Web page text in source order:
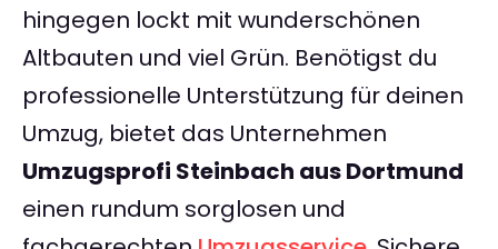
hingegen lockt mit wunderschönen
Altbauten und viel Grün. Benötigst du
professionelle Unterstützung für deinen
Umzug, bietet das Unternehmen
Umzugsprofi Steinbach aus Dortmund
einen rundum sorglosen und